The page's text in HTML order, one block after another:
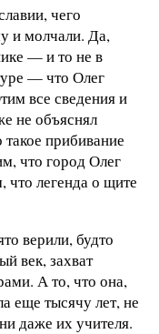
чего
и молчали. Да,
— и то не в
— что Олег
все сведения и
не объяснял
прибивание
что город Олег
что легенда о щите
верили, будто
век, захват
А то, что она,
еще тысячу лет, не
даже их учителя.